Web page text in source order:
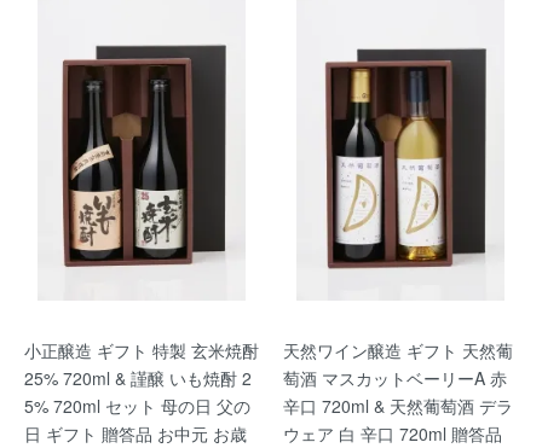
小正醸造 ギフト 特製 玄米焼酎
25% 720ml & 謹醸 いも焼酎 2
5% 720ml セット 母の日 父の
日 ギフト 贈答品 お中元 お歳
天然ワイン醸造 ギフト 天然葡
萄酒 マスカットベーリーA 赤
辛口 720ml & 天然葡萄酒 デラ
ウェア 白 辛口 720ml 贈答品